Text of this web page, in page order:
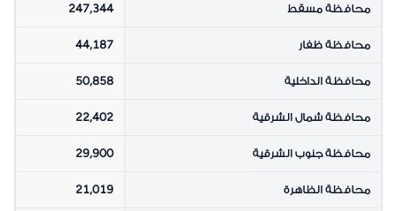
محافظة مسقط 247,344
محافظة ظفار 44,187
محافظة الداخلية 50,858
محافظة شمال الشرقية 22,402
محافظة جنوب الشرقية 29,900
محافظة الظاهرة 21,019